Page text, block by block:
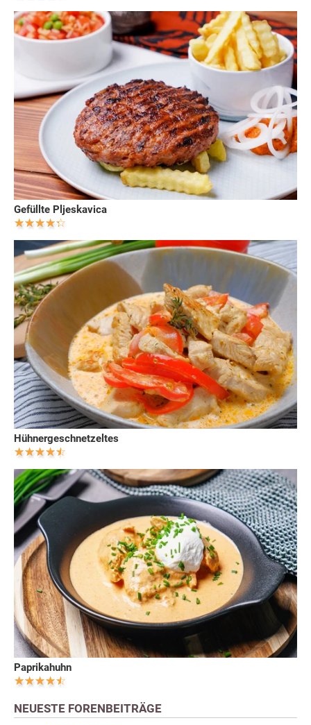
Gefüllte Pljeskavica
Hühnergeschnetzeltes
Paprikahuhn
NEUESTE FORENBEITRÄGE